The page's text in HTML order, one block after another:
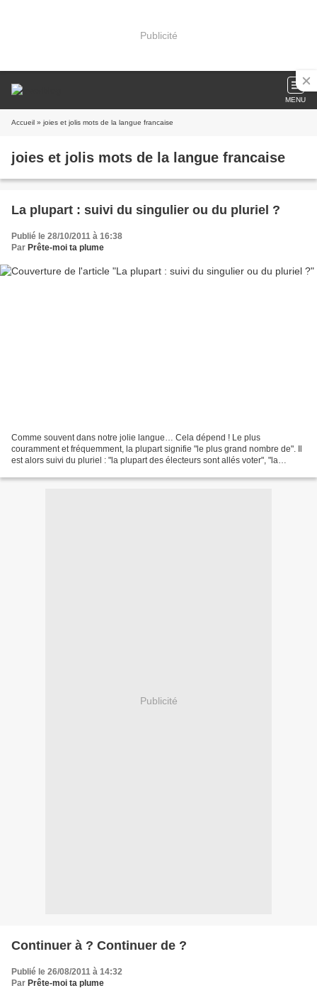
Publicité
MENU
Accueil » joies et jolis mots de la langue francaise
joies et jolis mots de la langue francaise
La plupart : suivi du singulier ou du pluriel ?
Publié le 28/10/2011 à 16:38
Par Prête-moi ta plume
Comme souvent dans notre jolie langue… Cela dépend ! Le plus
couramment et fréquemment, la plupart signifie "le plus grand nombre de". Il
est alors suivi du pluriel : "la plupart des électeurs sont allés voter", "la
Publicité
Continuer à ? Continuer de ?
Publié le 26/08/2011 à 14:32
Par Prête-moi ta plume